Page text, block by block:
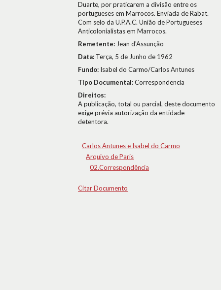
Duarte, por praticarem a divisão entre os
portugueses em Marrocos. Enviada de Rabat.
Com selo da U.P.A.C. União de Portugueses
Anticolonialistas em Marrocos.
Remetente: Jean d'Assunção
Data: Terça, 5 de Junho de 1962
Fundo: Isabel do Carmo/Carlos Antunes
Tipo Documental:Correspondencia
Direitos:
A publicação, total ou parcial, deste documento
exige prévia autorização da entidade
detentora.
Carlos Antunes e Isabel do Carmo
Arquivo de Paris
02.Correspondência
Citar Documento